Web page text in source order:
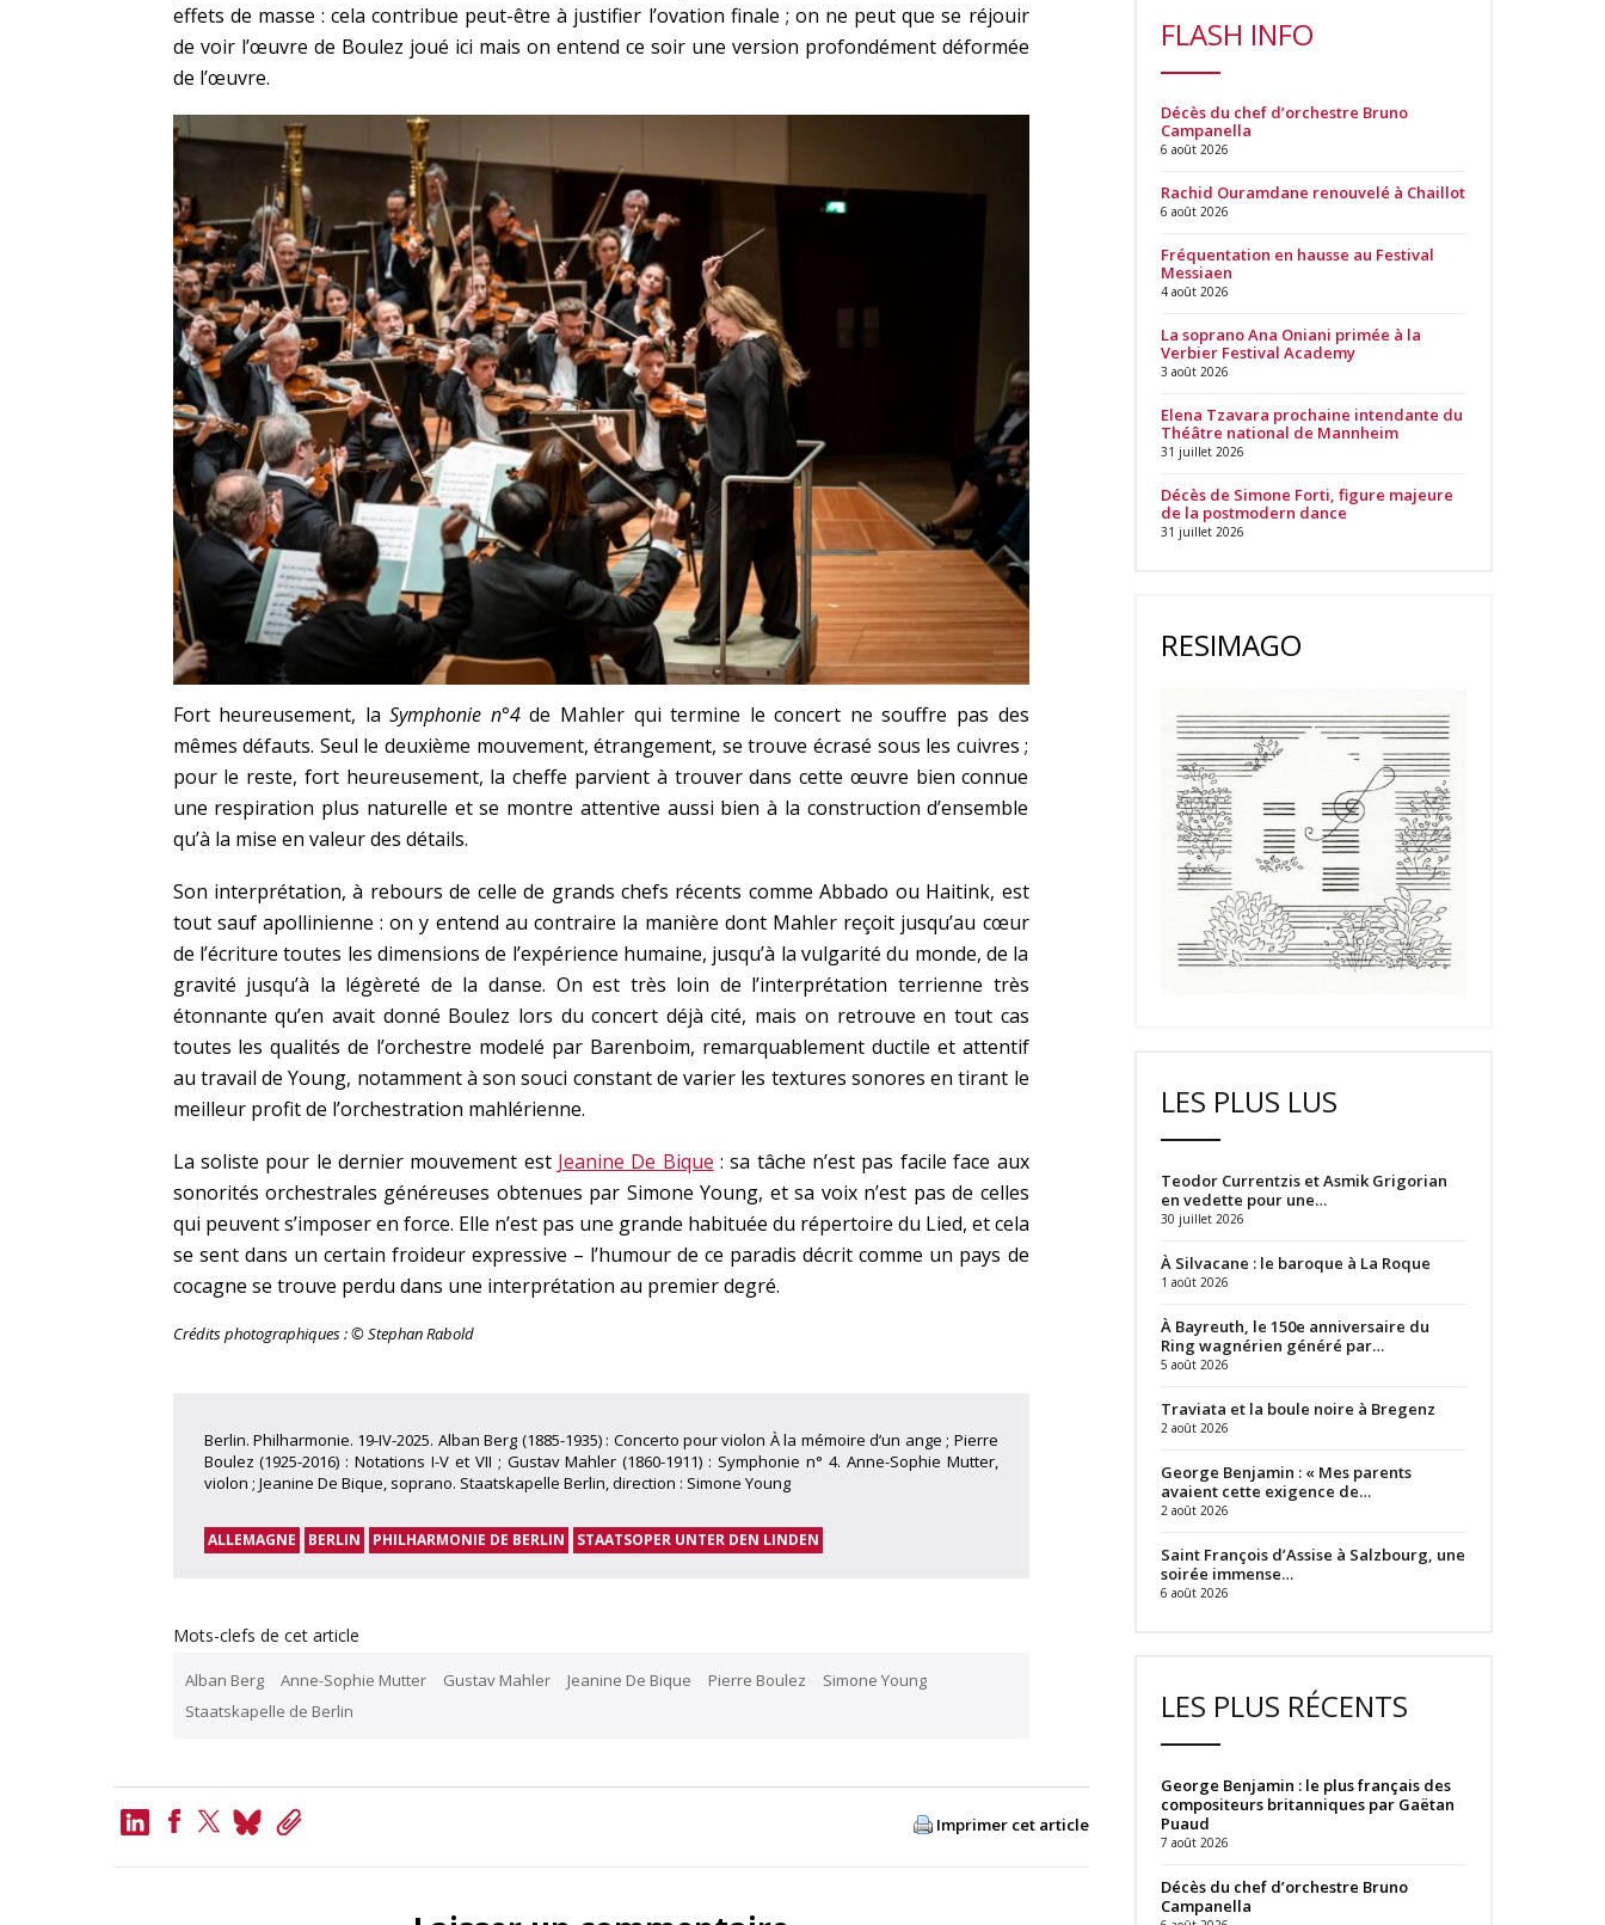
effets de masse : cela contribue peut-être à justifier l’ovation finale ; on ne peut que se réjouir
de voir l’œuvre de Boulez joué ici mais on entend ce soir une version profondément déformée
de l’œuvre.
Fort heureusement, laSymphonie n°4de Mahler qui termine le concert ne souffre pas des
mêmes défauts. Seul le deuxième mouvement, étrangement, se trouve écrasé sous les cuivres ;
pour le reste, fort heureusement, la cheffe parvient à trouver dans cette œuvre bien connue
une respiration plus naturelle et se montre attentive aussi bien à la construction d’ensemble
qu’à la mise en valeur des détails.
Son interprétation, à rebours de celle de grands chefs récents comme Abbado ou Haitink, est
tout sauf apollinienne : on y entend au contraire la manière dont Mahler reçoit jusqu’au cœur
de l’écriture toutes les dimensions de l’expérience humaine, jusqu’à la vulgarité du monde, de la
gravité jusqu’à la légèreté de la danse. On est très loin de l’interprétation terrienne très
étonnante qu’en avait donné Boulez lors du concert déjà cité, mais on retrouve en tout cas
toutes les qualités de l’orchestre modelé par Barenboim, remarquablement ductile et attentif
au travail de Young, notamment à son souci constant de varier les textures sonores en tirant le
meilleur profit de l’orchestration mahlérienne.
La soliste pour le dernier mouvement est Jeanine De Bique : sa tâche n’est pas facile face aux
sonorités orchestrales généreuses obtenues par Simone Young, et sa voix n’est pas de celles
qui peuvent s’imposer en force. Elle n’est pas une grande habituée du répertoire du Lied, et cela
se sent dans un certain froideur expressive – l’humour de ce paradis décrit comme un pays de
cocagne se trouve perdu dans une interprétation au premier degré.
Crédits photographiques : © Stephan Rabold
Berlin. Philharmonie. 19-IV-2025. Alban Berg (1885-1935) : Concerto pour violon À la mémoire d’un ange ; Pierre
Boulez (1925-2016) : Notations I-V et VII ; Gustav Mahler (1860-1911) : Symphonie n° 4. Anne-Sophie Mutter,
violon ; Jeanine De Bique, soprano. Staatskapelle Berlin, direction : Simone Young
ALLEMAGNE BERLIN PHILHARMONIE DE BERLIN STAATSOPER UNTER DEN LINDEN
Mots-clefs de cet article
Alban Berg Anne-Sophie Mutter Gustav Mahler Jeanine De Bique Pierre Boulez
Simone Young
Staatskapelle de Berlin
LinkedIn
BlueskyCopy
Imprimer cet article
FLASH INFO
Décès du chef d’orchestre Bruno
Campanella
6 août 2026
Rachid Ouramdane renouvelé à Chaillot
6 août 2026
Fréquentation en hausse au Festival
Messiaen
4 août 2026
La soprano Ana Oniani primée à la
Verbier Festival Academy
3 août 2026
Elena Tzavara prochaine intendante du
Théâtre national de Mannheim
31 juillet 2026
Décès de Simone Forti, figure majeure
de la postmodern dance
31 juillet 2026
RESIMAGO
LES PLUS LUS
Teodor Currentzis et Asmik Grigorian
en vedette pour une…
30 juillet 2026
À Silvacane : le baroque à La Roque
1 août 2026
À Bayreuth, le 150e anniversaire du
Ring wagnérien généré par…
5 août 2026
Traviata et la boule noire à Bregenz
2 août 2026
George Benjamin : « Mes parents
avaient cette exigence de…
2 août 2026
Saint François d’Assise à Salzbourg, une
soirée immense…
6 août 2026
LES PLUS RÉCENTS
George Benjamin : le plus français des
compositeurs britanniques par Gaëtan
Puaud
7 août 2026
Décès du chef d’orchestre Bruno
Campanella